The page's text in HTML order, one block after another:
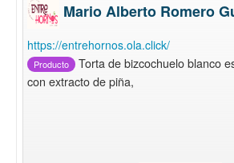
Mario Alberto Romero
https://entrehornos.ola.click/
Producto
Torta de bizcochuelo blanco
con extracto de piña,